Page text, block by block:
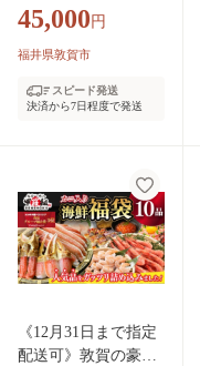
ー（大型むきえび）
約1kg (解凍時800g前
セット【甲羅組 敦賀
短 便利 ランキング
感謝祭】[024-a042_A
20]
45,000 円
福井県敦賀市
スピード発送
決済から7日程度で発送
《12月31日まで指定
配送可》敦賀の豪華